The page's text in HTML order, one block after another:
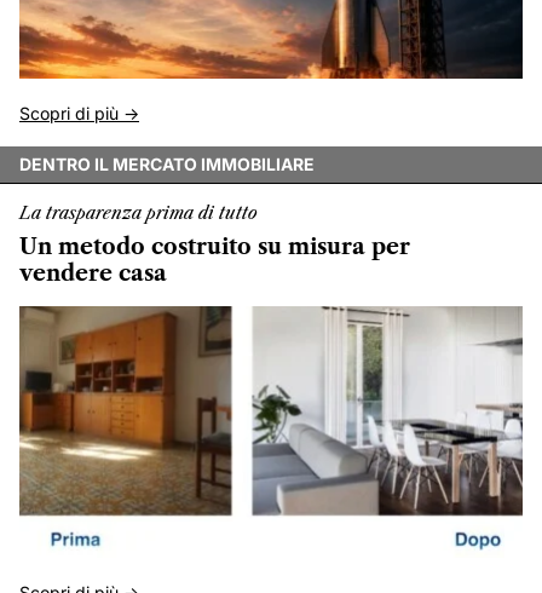
Scopri di più ->
DENTRO IL MERCATO IMMOBILIARE
La trasparenza prima di tutto
Un metodo costruito su misura per
vendere casa